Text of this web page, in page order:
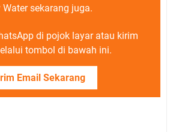
Water sekarang juga.
di pojok layar atau kirim
tombol di bawah ini.
Email Sekarang